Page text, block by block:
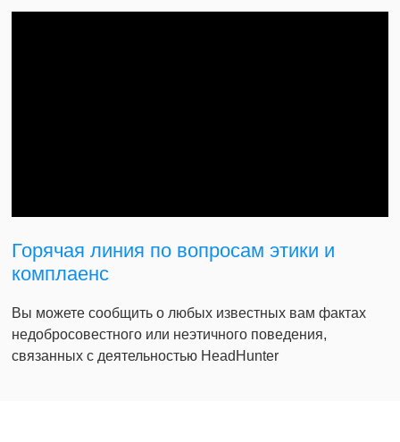
Горячая линия по вопросам этики и
комплаенс
Вы можете сообщить о любых известных вам фактах
недобросовестного или неэтичного поведения,
связанных с деятельностью HeadHunter